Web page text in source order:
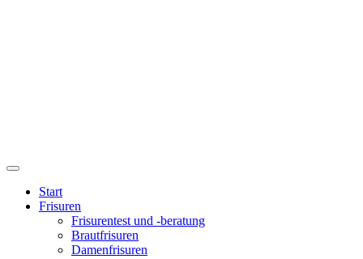
Start
Frisuren
Frisurentest und -beratung
Brautfrisuren
Damenfrisuren